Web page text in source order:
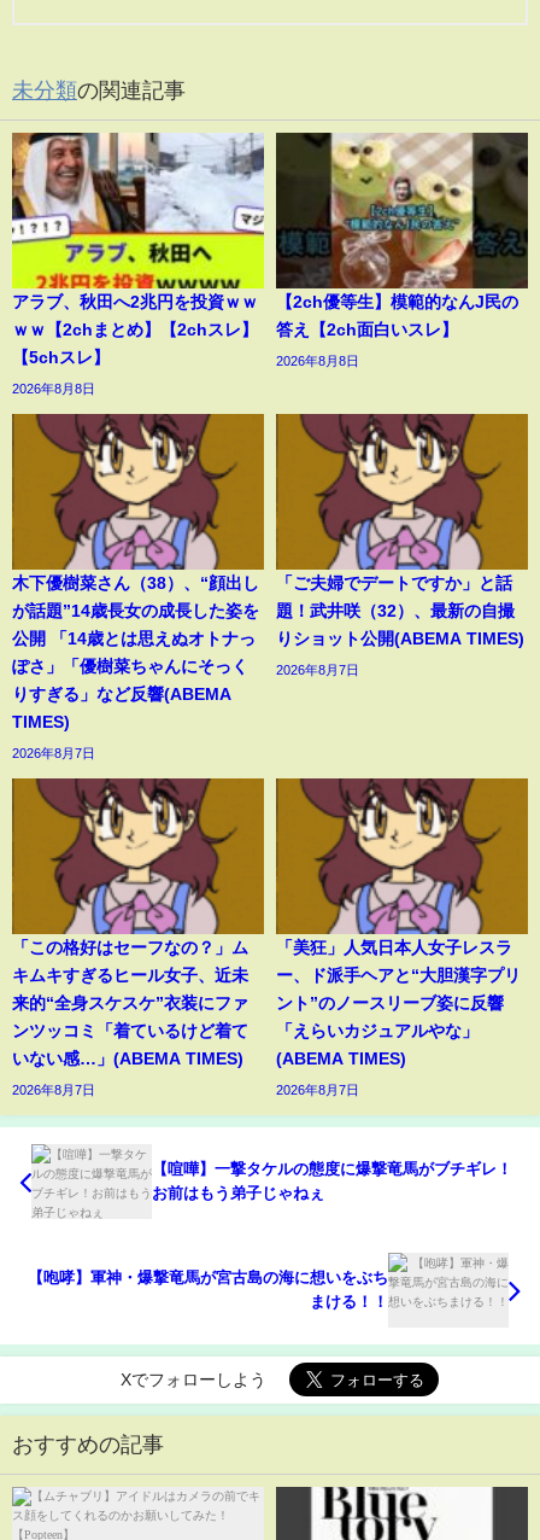
未分類の関連記事
アラブ、秋田へ2兆円を投資ｗｗ
ｗｗ【2chまとめ】【2chスレ】
【5chスレ】
2026年8月8日
【2ch優等生】模範的なんJ民の
答え【2ch面白いスレ】
2026年8月8日
木下優樹菜さん（38）、“顔出し
が話題”14歳長女の成長した姿を
公開 「14歳とは思えぬオトナっ
ぽさ」「優樹菜ちゃんにそっく
りすぎる」など反響(ABEMA
TIMES)
2026年8月7日
「ご夫婦でデートですか」と話
題！武井咲（32）、最新の自撮
りショット公開(ABEMA TIMES)
2026年8月7日
「この格好はセーフなの？」ム
キムキすぎるヒール女子、近未
来的“全身スケスケ”衣装にファ
ンツッコミ「着ているけど着て
いない感…」(ABEMA TIMES)
2026年8月7日
「美狂」人気日本人女子レスラ
ー、ド派手ヘアと“大胆漢字プリ
ント”のノースリーブ姿に反響
「えらいカジュアルやな」
(ABEMA TIMES)
2026年8月7日
【喧嘩】一撃タケルの態度に爆撃竜馬がブチギレ！
お前はもう弟子じゃねぇ
【咆哮】軍神・爆撃竜馬が宮古島の海に想いをぶち
まける！！
Xでフォローしよう
おすすめの記事